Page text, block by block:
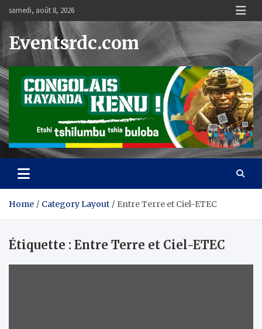
content
samedi, août 8, 2026
Eventsrdc.com
Home Category Layout Entre Terre et Ciel-ETEC
Étiquette : Entre Terre et Ciel-ETEC